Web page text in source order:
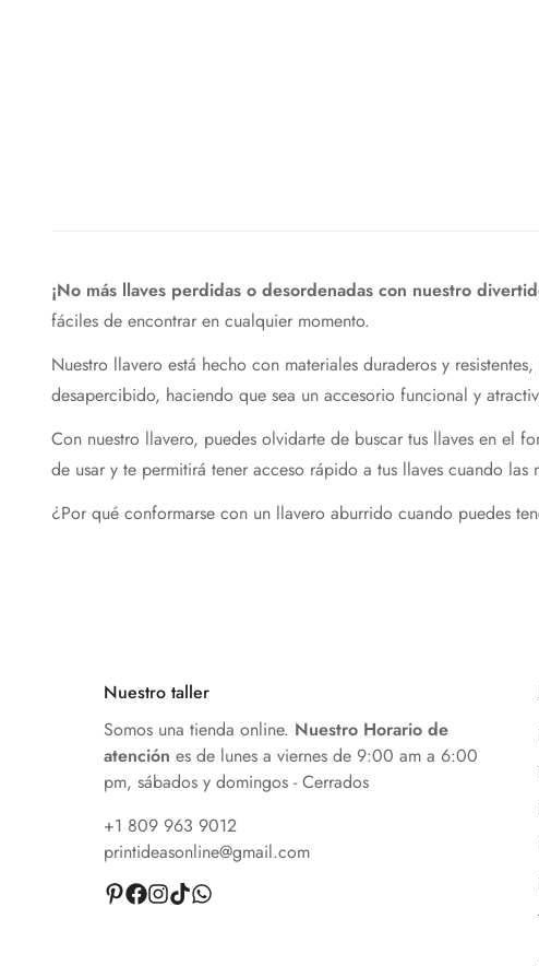
¡No más llaves perdidas o desordenadas con nuestro
fáciles de encontrar en cualquier momento.
Nuestro llavero está hecho con materiales duraderos y
desapercibido, haciendo que sea un accesorio funcional y
Con nuestro llavero, puedes olvidarte de buscar tus llaves en el
de usar y te permitirá tener acceso rápido a tus llaves cuando las
¿Por qué conformarse con un llavero aburrido cuando puedes
Nuestro taller
Somos una tienda online. Nuestro Horario de
atención es de lunes a viernes de 9:00 am a 6:00
pm, sábados y domingos - Cerrados
+1 809 963 9012
printideasonline@gmail.com